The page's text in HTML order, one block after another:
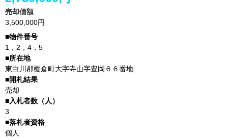
売却価額
3,500,000円
1，2，4，5
東白川郡棚倉町大字寺山字豊岡６６番地
売却
3
個人